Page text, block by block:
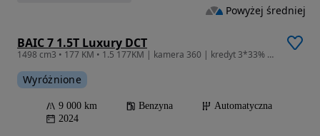
BAIC 7 1.5T Luxury DCT
1498 cm3 • 177 KM • 1.5 177KM | kamera 360 | kredyt 3*33% RRSO 0% | Masaż w fotelach
Wyróżnione
9 000 km Benzyna
Automatyczna
2024
Powyżej średniej